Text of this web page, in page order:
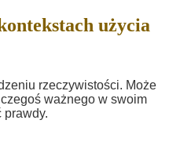
użycia
rzeczywistości. Może
ważnego w swoim
prawdy.